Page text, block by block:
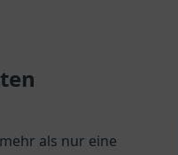
als nur eine